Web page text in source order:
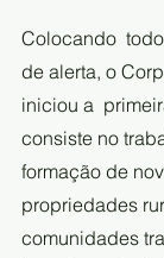
Colocando
de alerta, o
iniciou a
consiste no
formação de
propriedades
comunidades